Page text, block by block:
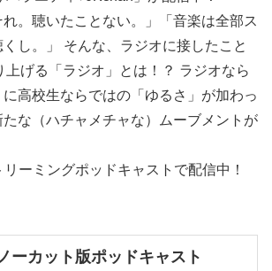
れ。聴いたことない。」「音楽は全部ス
くし。」 そんな、ラジオに接したこと
上げる「ラジオ」とは！？ ラジオなら
高校生ならではの「ゆるさ」が加わっ
な（ハチャメチャな）ムーブメントが
ーミングポッドキャストで配信中！
ーカット版ポッドキャスト